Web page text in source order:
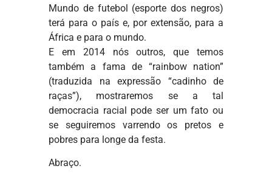
Mundo de futebol (esporte dos negros)
terá para o país e, por extensão, para a
África e para o mundo.
E em 2014 nós outros, que temos
também a fama de “rainbow nation”
(traduzida na expressão “cadinho de
raças”), mostraremos se a tal
democracia racial pode ser um fato ou
se seguiremos varrendo os pretos e
pobres para longe da festa.
Abraço.